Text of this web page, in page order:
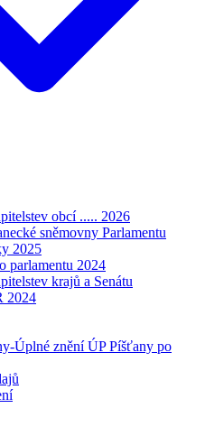
obcí ..... 2026
sněmovny Parlamentu
2025
parlamentu 2024
krajů a Senátu
2024
Úplné znění ÚP Píšťany po